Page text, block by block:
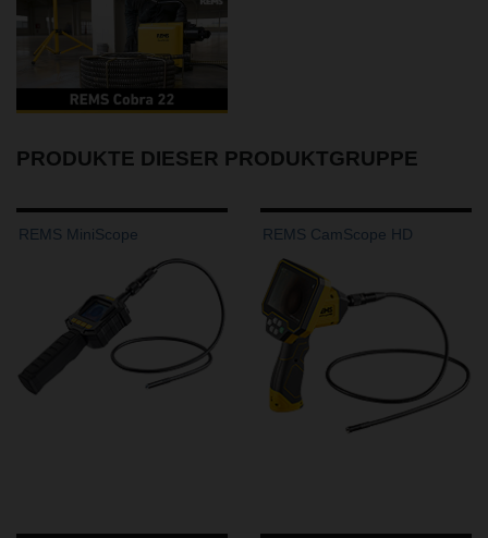
PRODUKTE DIESER PRODUKTGRUPPE
REMS MiniScope REMS CamScope HD